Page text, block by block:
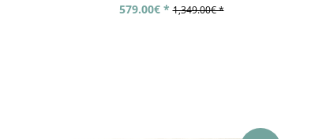
579.00€ * 1,349.00€ *